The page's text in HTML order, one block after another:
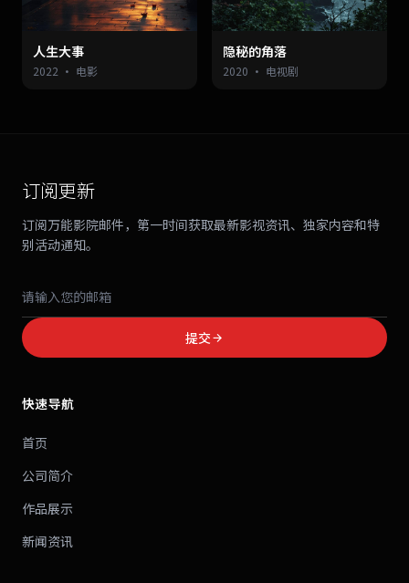
人生大事
2022 · 电影
隐秘的角落
2020 · 电视剧
订阅更新
订阅万能影院邮件，第一时间获取最新影视资讯、独家内容和特
别活动通知。
提交
快速导航
首页
公司简介
作品展示
新闻资讯